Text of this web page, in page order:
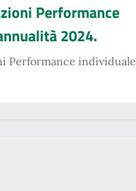
Performance
2024.
Performance individuale